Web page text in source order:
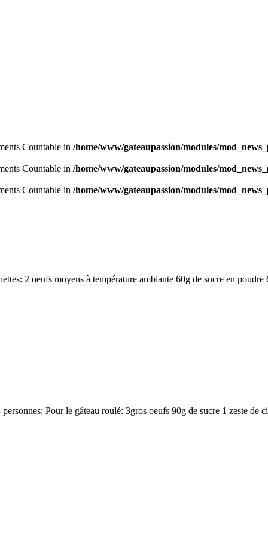
Countable in /home/www/gateaupassion/modules/
Countable in /home/www/gateaupassion/modules/
Countable in /home/www/gateaupassion/modules/
2 oeufs moyens à température ambiante 60g de sucre en
Pour le gâteau roulé: 3gros oeufs 90g de sucre 1 zeste de